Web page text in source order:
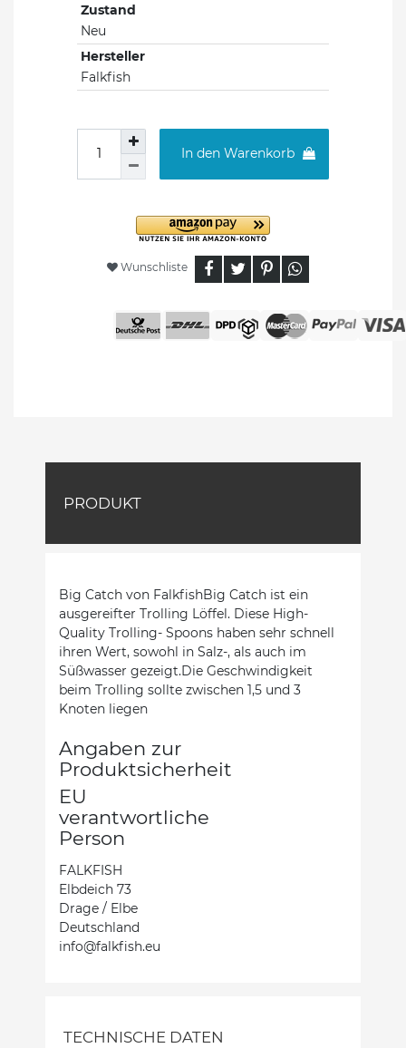
Zustand
Neu
Hersteller
Falkfish
In den Warenkorb
Wunschliste
PRODUKT
Big Catch von FalkfishBig Catch ist ein
ausgereifter Trolling Löffel. Diese High-
Quality Trolling- Spoons haben sehr schnell
ihren Wert, sowohl in Salz-, als auch im
Süßwasser gezeigt.Die Geschwindigkeit
beim Trolling sollte zwischen 1,5 und 3
Knoten liegen
Angaben zur
Produktsicherheit
EU
verantwortliche
Person
FALKFISH
Elbdeich 73
Drage / Elbe
Deutschland
info@falkfish.eu
TECHNISCHE DATEN